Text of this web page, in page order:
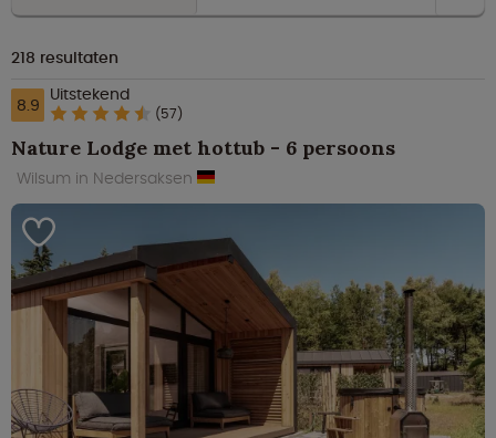
218 resultaten
8.9 Uitstekend
(57)
Nature Lodge met hottub - 6 persoons
Wilsum in Nedersaksen